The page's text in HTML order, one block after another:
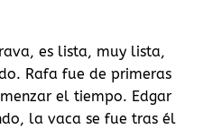
es lista, muy lista,
Rafa fue de primeras
el tiempo. Edgar
la vaca se fue tras él